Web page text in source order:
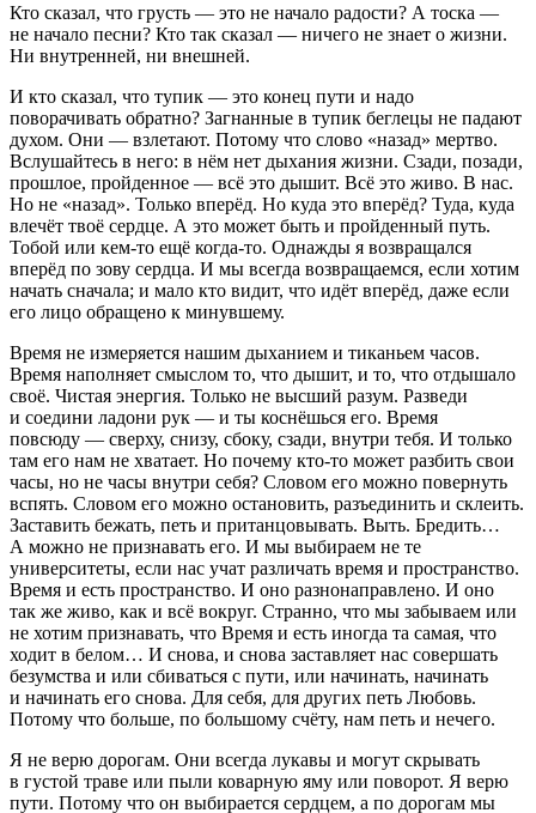
Кто сказал, что грусть — это не начало радости? А тоска —
не начало песни? Кто так сказал — ничего не знает о жизни.
Ни внутренней, ни внешней.
И кто сказал, что тупик — это конец пути и надо
поворачивать обратно? Загнанные в тупик беглецы не падают
духом. Они — взлетают. Потому что слово «назад» мертво.
Вслушайтесь в него: в нём нет дыхания жизни. Сзади, позади,
прошлое, пройденное — всё это дышит. Всё это живо. В нас.
Но не «назад». Только вперёд. Но куда это вперёд? Туда, куда
влечёт твоё сердце. А это может быть и пройденный путь.
Тобой или кем-то ещё когда-то. Однажды я возвращался
вперёд по зову сердца. И мы всегда возвращаемся, если хотим
начать сначала; и мало кто видит, что идёт вперёд, даже если
его лицо обращено к минувшему.
Время не измеряется нашим дыханием и тиканьем часов.
Время наполняет смыслом то, что дышит, и то, что отдышало
своё. Чистая энергия. Только не высший разум. Разведи
и соедини ладони рук — и ты коснёшься его. Время
повсюду — сверху, снизу, сбоку, сзади, внутри тебя. И только
там его нам не хватает. Но почему кто-то может разбить свои
часы, но не часы внутри себя? Словом его можно повернуть
вспять. Словом его можно остановить, разъединить и склеить.
Заставить бежать, петь и пританцовывать. Выть. Бредить…
А можно не признавать его. И мы выбираем не те
университеты, если нас учат различать время и пространство.
Время и есть пространство. И оно разнонаправлено. И оно
так же живо, как и всё вокруг. Странно, что мы забываем или
не хотим признавать, что Время и есть иногда та самая, что
ходит в белом… И снова, и снова заставляет нас совершать
безумства и или сбиваться с пути, или начинать, начинать
и начинать его снова. Для себя, для других петь Любовь.
Потому что больше, по большому счёту, нам петь и нечего.
Я не верю дорогам. Они всегда лукавы и могут скрывать
в густой траве или пыли коварную яму или поворот. Я верю
пути. Потому что он выбирается сердцем, а по дорогам мы